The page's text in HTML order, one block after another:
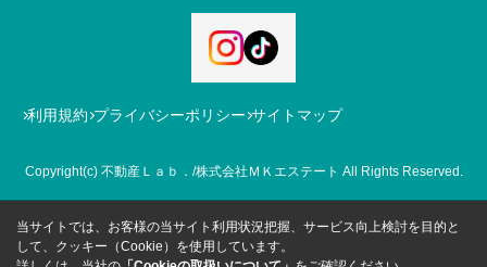
利用規約 プライバシーポリシー サイトマップ
Copyright(c) 不動産Ｌａｂ．/株式会社ＭＫエステート All Rights Reserved.
当サイトでは、お客様の当サイト利用状況把握、サービス向上検討を目的と
して、クッキー（Cookie）を使用しています。